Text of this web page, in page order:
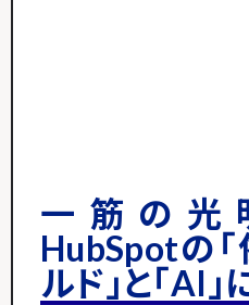
一筋の光
HubSpotの
ルド」と「AI